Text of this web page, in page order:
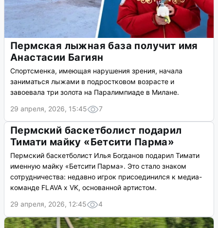
Пермская лыжная база получит имя
Анастасии Багиян
Спортсменка, имеющая нарушения зрения, начала
заниматься лыжами в подростковом возрасте и
завоевала три золота на Паралимпиаде в Милане.
29 апреля, 2026, 15:45
7
Пермский баскетболист подарил
Тимати майку «Бетсити Парма»
Пермский баскетболист Илья Богданов подарил Тимати
именную майку «Бетсити Парма». Это стало знаком
сотрудничества: недавно игрок присоединился к медиа-
команде FLAVA x VK, основанной артистом.
29 апреля, 2026, 12:45
4